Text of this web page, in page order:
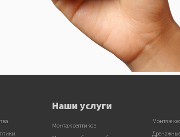
Наши услуги
Монтаж септиков
Монтаж